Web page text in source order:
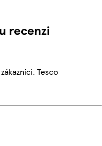
recenzi
Tesco